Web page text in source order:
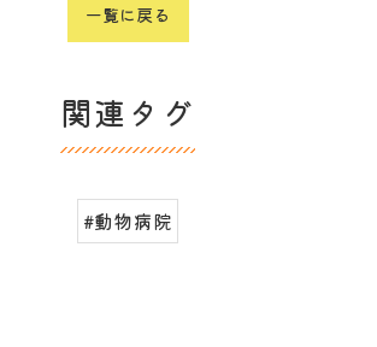
一覧に戻る
関連タグ
#動物病院